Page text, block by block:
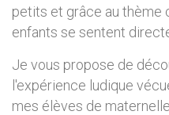
petits et grâce au thème
enfants se sentent
Je vous propose de
l'expérience ludique
mes élèves de